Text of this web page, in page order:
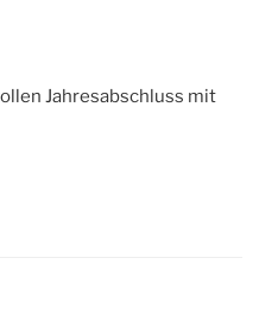
Jahresabschluss mit